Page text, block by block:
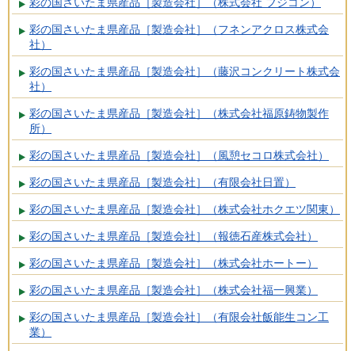
彩の国さいたま県産品［製造会社］（フネンアクロス株式会
社）
彩の国さいたま県産品［製造会社］（藤沢コンクリート株式会
社）
彩の国さいたま県産品［製造会社］（株式会社福原鋳物製作
所）
彩の国さいたま県産品［製造会社］（風憩セコロ株式会社）
彩の国さいたま県産品［製造会社］（有限会社日置）
彩の国さいたま県産品［製造会社］（株式会社ホクエツ関東）
彩の国さいたま県産品［製造会社］（報徳石産株式会社）
彩の国さいたま県産品［製造会社］（株式会社ホートー）
彩の国さいたま県産品［製造会社］（株式会社福一興業）
彩の国さいたま県産品［製造会社］（有限会社飯能生コン工
業）